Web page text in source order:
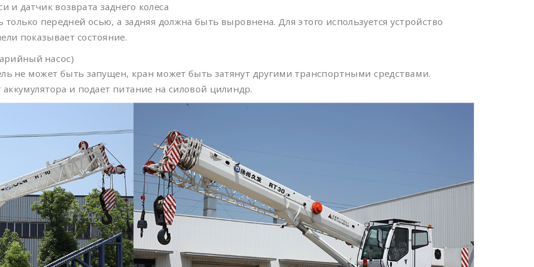
и датчик возврата заднего колеса
передней осью, а задняя должна быть выровнена. Для этого используется устройство
показывает состояние.
насос)
не может быть запущен, кран может быть затянут другими транспортными средствами.
и подает питание на силовой цилиндр.